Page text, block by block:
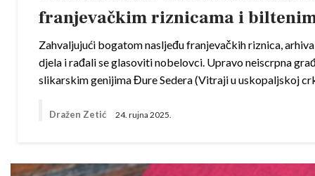
franjevačkim riznicama i
Zahvaljujući bogatom nasljeđu franjevačkih riznica,
djela i rađali se glasoviti nobelovci. Upravo neiscrpna
slikarskim genijima Đure Sedera (Vitraji u uskopaljskoj
Dražen Zetić 24. rujna 2025.